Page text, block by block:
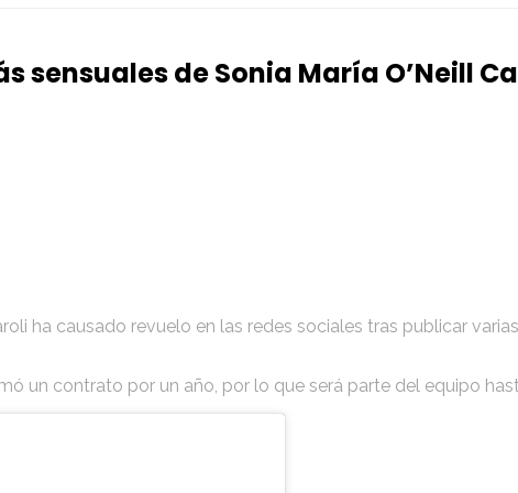
sensuales de Sonia María O’Neill
ha causado revuelo en las redes sociales tras publicar
un contrato por un año, por lo que será parte del equipo